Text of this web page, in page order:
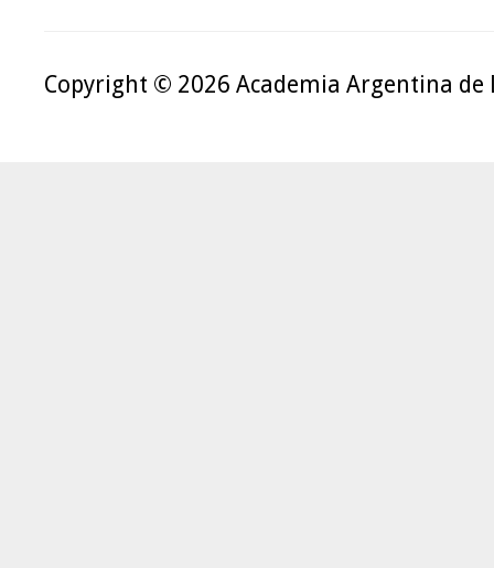
Copyright © 2026 Academia Argentina de